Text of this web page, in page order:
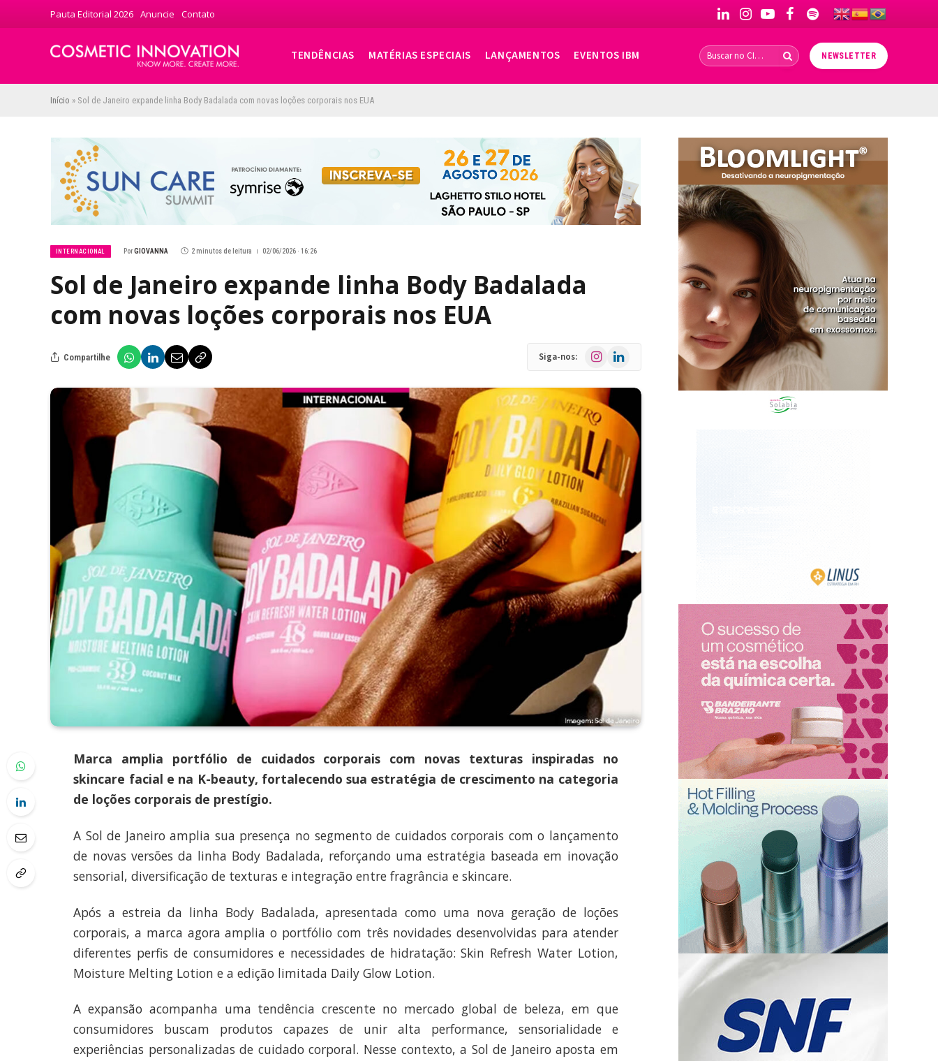
Pauta Editorial 2026 Anuncie Contato LinkedInInstagramYouTubeFacebookSpotify
TENDÊNCIAS MATÉRIAS ESPECIAIS LANÇAMENTOS EVENTOS IBM NEWSLETTER
Início » Sol de Janeiro expande linha Body Badalada com novas loções corporais nos EUA
INTERNACIONAL PorGIOVANNA 2 minutos de leitura 02/06/2026 · 16:26
Sol de Janeiro expande linha Body Badalada
com novas loções corporais nos EUA
Compartilhe Siga-nos: InstagramLinkedIn
Marca amplia portfólio de cuidados corporais com novas texturas inspiradas no
skincare facial e na K-beauty, fortalecendo sua estratégia de crescimento na categoria
de loções corporais de prestígio.
A Sol de Janeiro amplia sua presença no segmento de cuidados corporais com o lançamento
de novas versões da linha Body Badalada, reforçando uma estratégia baseada em inovação
sensorial, diversificação de texturas e integração entre fragrância e skincare.
Após a estreia da linha Body Badalada, apresentada como uma nova geração de loções
corporais, a marca agora amplia o portfólio com três novidades desenvolvidas para atender
diferentes perfis de consumidores e necessidades de hidratação: Skin Refresh Water Lotion,
Moisture Melting Lotion e a edição limitada Daily Glow Lotion.
A expansão acompanha uma tendência crescente no mercado global de beleza, em que
consumidores buscam produtos capazes de unir alta performance, sensorialidade e
experiências personalizadas de cuidado corporal. Nesse contexto, a Sol de Janeiro aposta em